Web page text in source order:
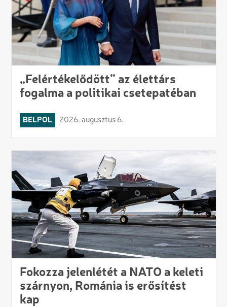
„Felértékelődött” az élettárs
fogalma a politikai csetepatéban
BELPOL 2026. augusztus 6.
Fokozza jelenlétét a NATO a keleti
szárnyon, Románia is erősítést
kap